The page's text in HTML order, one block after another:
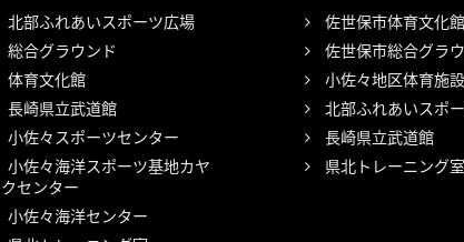
北部ふれあいスポーツ広場
総合グラウンド
体育文化館
長崎県立武道館
小佐々スポーツセンター
小佐々海洋スポーツ基地カヤ
センター
小佐々海洋センター
佐世保市体育文化館
佐世保市総合グラ
小佐々地区体育施設
北部ふれあいスポ
長崎県立武道館
県北トレーニング室